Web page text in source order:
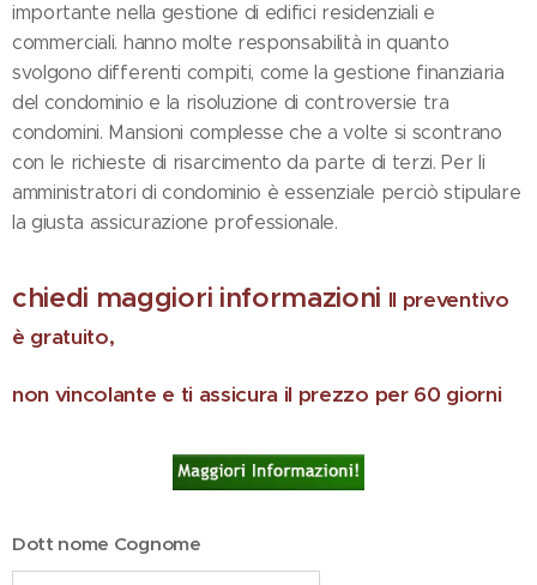
importante nella gestione di edifici residenziali e
commerciali. hanno molte responsabilità in quanto
svolgono differenti compiti, come la gestione finanziaria
del condominio e la risoluzione di controversie tra
condomini. Mansioni complesse che a volte si scontrano
con le richieste di risarcimento da parte di terzi. Per li
amministratori di condominio è essenziale perciò stipulare
la giusta assicurazione professionale.
chiedi maggiori informazioni Il preventivo
è gratuito,
non vincolante e ti assicura il prezzo per 60 giorni
Dott nome Cognome